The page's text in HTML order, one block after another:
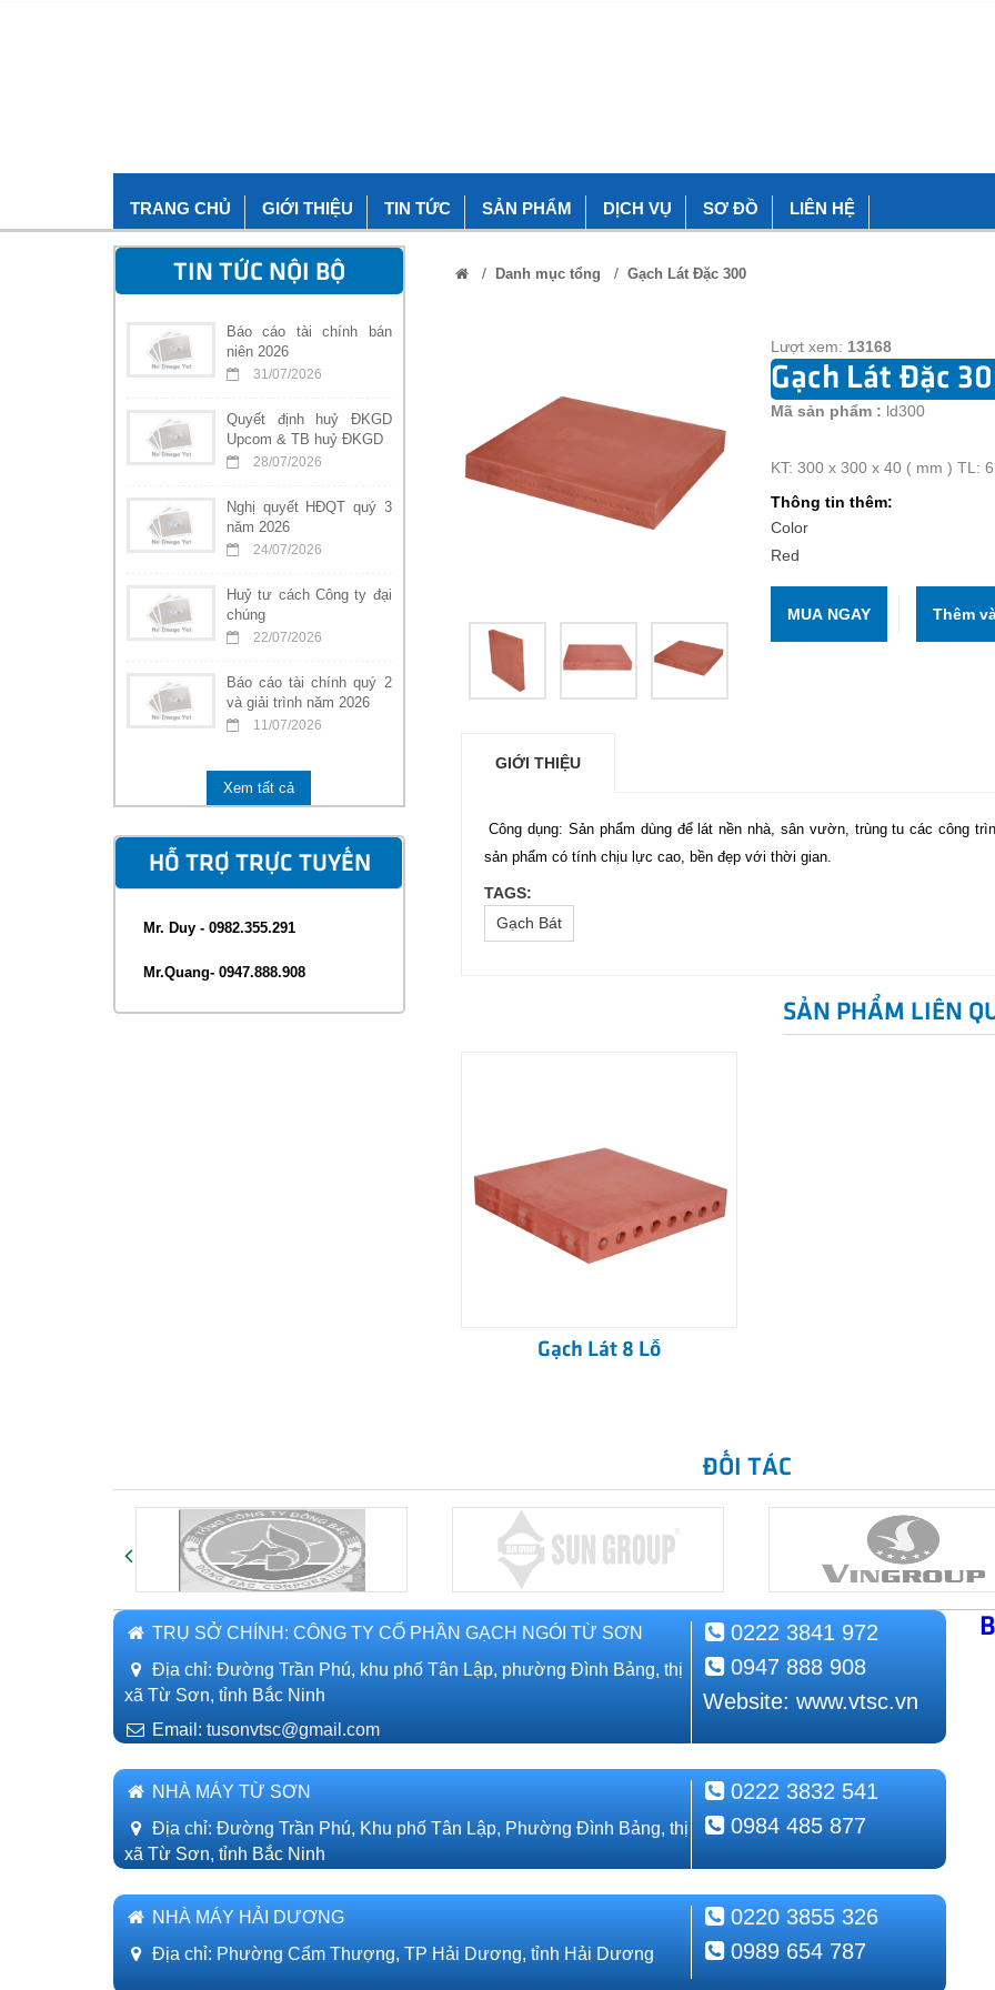
TRANG CHỦ GIỚI THIỆU TIN TỨC SẢN PHẨM DỊCH VỤ SƠ ĐỒ LIÊN HỆ
TIN TỨC NỘI BỘ
Báo cáo tài chính bán
niên 2026
31/07/2026
Quyết định huỷ ĐKGD
Upcom & TB huỷ ĐKGD
28/07/2026
Nghị quyết HĐQT quý 3
năm 2026
24/07/2026
Huỷ tư cách Công ty đại
chúng
22/07/2026
Báo cáo tài chính quý 2
và giải trình năm 2026
11/07/2026
Xem tất cả
HỖ TRỢ TRỰC TUYẾN
Mr. Duy - 0982.355.291
Mr.Quang- 0947.888.908
/ Danh mục tổng / Gạch Lát Đặc 300
Lượt xem: 13168
Gạch Lát Đặc
Mã sản phẩm : ld300
KT: 300 x 300 x 40 ( mm ) TL:
Thông tin thêm:
Color
Red
MUA NGAY
GIỚI THIỆU
Công dụng: Sản phẩm dùng để lát nền nhà, sân vườn, trùng tu các công
sản phẩm có tính chịu lực cao, bền đẹp với thời gian.
TAGS:
Gạch Bát
SẢN PHẨM LIÊN
Gạch Lát 8 Lỗ
ĐỐI TÁC
TRỤ SỞ CHÍNH: CÔNG TY CỔ PHẦN GẠCH NGÓI TỪ SƠN
Địa chỉ: Đường Trần Phú, khu phố Tân Lập, phường Đình Bảng, thị
xã Từ Sơn, tỉnh Bắc Ninh
Email: tusonvtsc@gmail.com
0222 3841 972
0947 888 908
Website: www.vtsc.vn
NHÀ MÁY TỪ SƠN
Địa chỉ: Đường Trần Phú, Khu phố Tân Lập, Phường Đình Bảng, thị
xã Từ Sơn, tỉnh Bắc Ninh
0222 3832 541
0984 485 877
NHÀ MÁY HẢI DƯƠNG
Địa chỉ: Phường Cẩm Thượng, TP Hải Dương, tỉnh Hải Dương
0220 3855 326
0989 654 787